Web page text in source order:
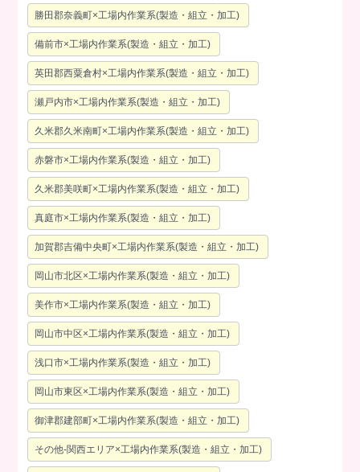
勝田郡奈義町×工場内作業系(製造・組立・加工)
備前市×工場内作業系(製造・組立・加工)
英田郡西粟倉村×工場内作業系(製造・組立・加工)
瀬戸内市×工場内作業系(製造・組立・加工)
久米郡久米南町×工場内作業系(製造・組立・加工)
赤磐市×工場内作業系(製造・組立・加工)
久米郡美咲町×工場内作業系(製造・組立・加工)
真庭市×工場内作業系(製造・組立・加工)
加賀郡吉備中央町×工場内作業系(製造・組立・加工)
岡山市北区×工場内作業系(製造・組立・加工)
美作市×工場内作業系(製造・組立・加工)
岡山市中区×工場内作業系(製造・組立・加工)
浅口市×工場内作業系(製造・組立・加工)
岡山市東区×工場内作業系(製造・組立・加工)
御津郡建部町×工場内作業系(製造・組立・加工)
その他-関西エリア×工場内作業系(製造・組立・加工)